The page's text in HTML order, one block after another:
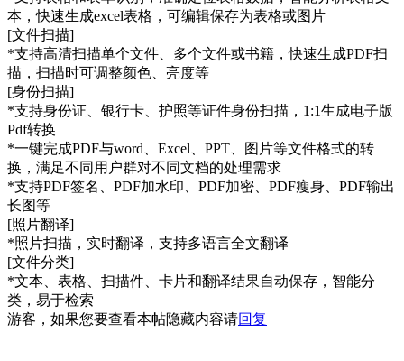
本，快速生成excel表格，可编辑保存为表格或图片
[文件扫描]
*支持高清扫描单个文件、多个文件或书籍，快速生成PDF扫
描，扫描时可调整颜色、亮度等
[身份扫描]
*支持身份证、银行卡、护照等证件身份扫描，1:1生成电子版
Pdf转换
*一键完成PDF与word、Excel、PPT、图片等文件格式的转
换，满足不同用户群对不同文档的处理需求
*支持PDF签名、PDF加水印、PDF加密、PDF瘦身、PDF输出
长图等
[照片翻译]
*照片扫描，实时翻译，支持多语言全文翻译
[文件分类]
*文本、表格、扫描件、卡片和翻译结果自动保存，智能分
类，易于检索
游客，如果您要查看本帖隐藏内容请回复